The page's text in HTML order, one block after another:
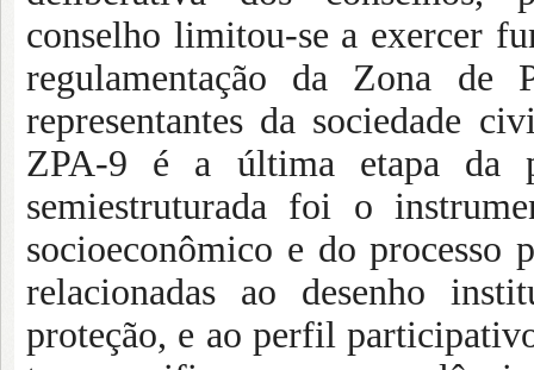
conselho limitou-se a exercer
regulamentação da Zona de
representantes da sociedade
ZPA-9 é a última etapa da
semiestruturada foi o
socioeconômico e do processo
relacionadas ao desenho
proteção, e ao perfil